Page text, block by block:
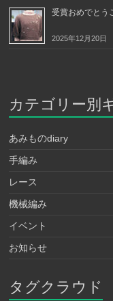
受賞おめでとう
2025年12月20日
カテゴリー別
あみものdiary
手編み
レース
機械編み
イベント
お知らせ
タグクラウド